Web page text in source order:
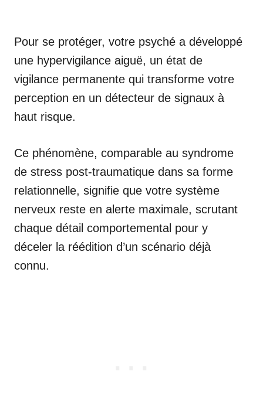
Pour se protéger, votre psyché a développé
une hypervigilance aiguë, un état de
vigilance permanente qui transforme votre
perception en un détecteur de signaux à
haut risque.
Ce phénomène, comparable au syndrome
de stress post-traumatique dans sa forme
relationnelle, signifie que votre système
nerveux reste en alerte maximale, scrutant
chaque détail comportemental pour y
déceler la réédition d’un scénario déjà
connu.